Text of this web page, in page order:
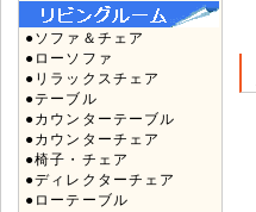
●ソファ＆チェア
●ローソファ
●リラックスチェア
●テーブル
●カウンターテーブル
●カウンターチェア
●椅子・チェア
●ディレクターチェア
●ローテーブル